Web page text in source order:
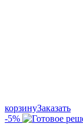
корзинуЗаказать
-5%